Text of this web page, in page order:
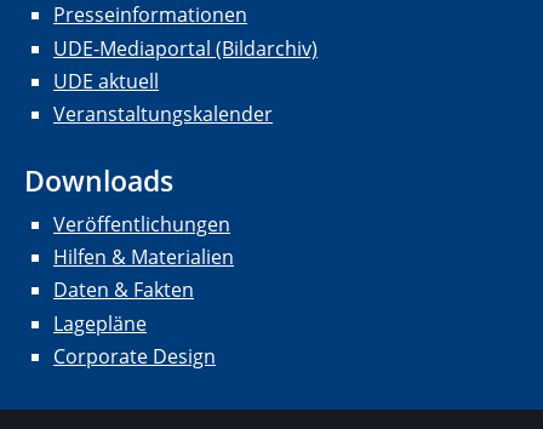
Presseinformationen
UDE-Mediaportal (Bildarchiv)
UDE aktuell
Veranstaltungskalender
Downloads
Veröffentlichungen
Hilfen & Materialien
Daten & Fakten
Lagepläne
Corporate Design